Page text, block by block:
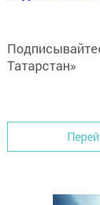
Татарстан»